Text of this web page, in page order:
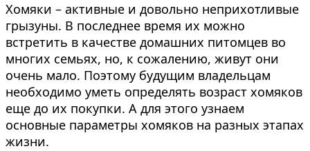
Хомяки – активные и довольно неприхотливые
грызуны. В последнее время их можно
встретить в качестве домашних питомцев во
многих семьях, но, к сожалению, живут они
очень мало. Поэтому будущим владельцам
необходимо уметь определять возраст хомяков
еще до их покупки. А для этого узнаем
основные параметры хомяков на разных этапах
жизни.